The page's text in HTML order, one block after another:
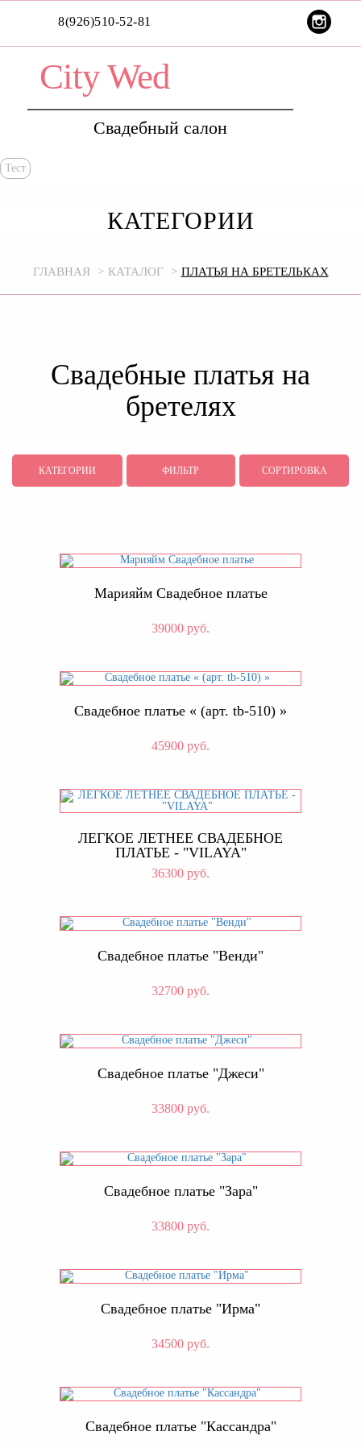
8(926)510-52-81
City Wed
Свадебный салон
Тест
КАТЕГОРИИ
ГЛАВНАЯ КАТАЛОГ ПЛАТЬЯ НА БРЕТЕЛЬКАХ
Свадебные платья на
бретелях
КАТЕГОРИИ ФИЛЬТР СОРТИРОВКА
Марияйм Свадебное платье
39000 руб.
Свадебное платье « (арт. tb-510) »
45900 руб.
ЛЕГКОЕ ЛЕТНЕЕ СВАДЕБНОЕ
ПЛАТЬЕ - "VILAYA"
36300 руб.
Свадебное платье "Венди"
32700 руб.
Свадебное платье "Джеси"
33800 руб.
Свадебное платье "Зара"
33800 руб.
Свадебное платье "Ирма"
34500 руб.
Свадебное платье "Кассандра"